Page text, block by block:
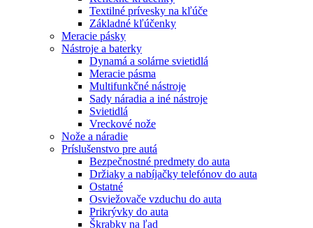
Textilné prívesky na kľúče
Základné kľúčenky
Meracie pásky
Nástroje a baterky
Dynamá a solárne svietidlá
Meracie pásma
Multifunkčné nástroje
Sady náradia a iné nástroje
Svietidlá
Vreckové nože
Nože a náradie
Príslušenstvo pre autá
Bezpečnostné predmety do auta
Držiaky a nabíjačky telefónov do auta
Ostatné
Osviežovače vzduchu do auta
Prikrývky do auta
Škrabky na ľad